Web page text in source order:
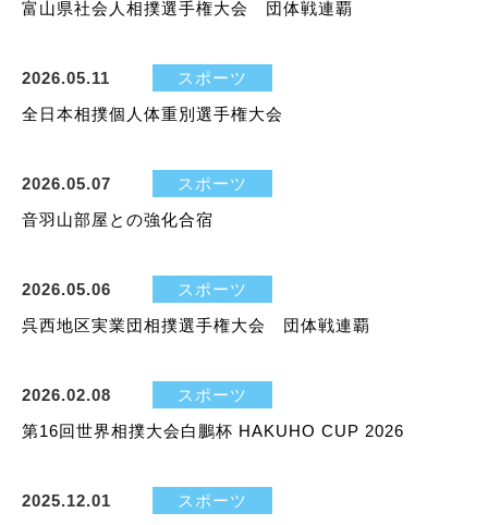
富山県社会人相撲選手権大会 団体戦連覇
2026.05.11
スポーツ
全日本相撲個人体重別選手権大会
2026.05.07
スポーツ
音羽山部屋との強化合宿
2026.05.06
スポーツ
呉西地区実業団相撲選手権大会 団体戦連覇
2026.02.08
スポーツ
第16回世界相撲大会白鵬杯 HAKUHO CUP 2026
2025.12.01
スポーツ